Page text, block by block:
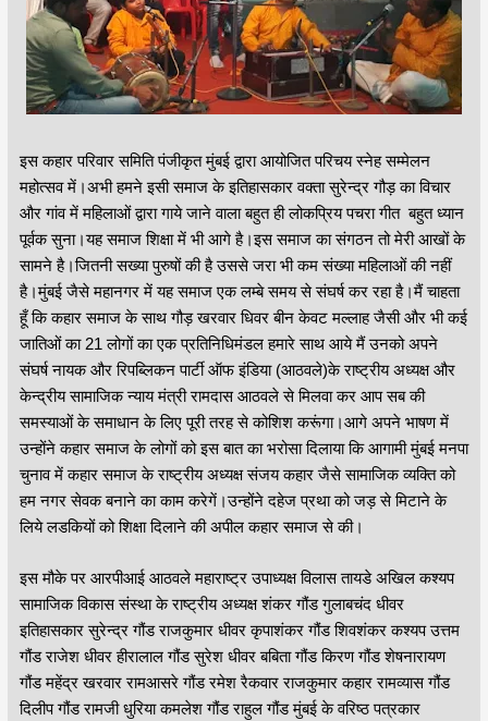
इस कहार परिवार समिति पंजीकृत मुंबई द्वारा आयोजित परिचय स्नेह सम्मेलन
महोत्सव में।अभी हमने इसी समाज के इतिहासकार वक्ता सुरेन्द्र गौड़ का विचार
और गांव में महिलाओं द्वारा गाये जाने वाला बहुत ही लोकप्रिय पचरा गीत बहुत ध्यान
पूर्वक सुना।यह समाज शिक्षा में भी आगे है।इस समाज का संगठन तो मेरी आखों के
सामने है।जितनी सख्या पुरुषों की है उससे जरा भी कम संख्या महिलाओं की नहीं
है।मुंबई जैसे महानगर में यह समाज एक लम्बे समय से संघर्ष कर रहा है।मैं चाहता
हूँ कि कहार समाज के साथ गौड़ खरवार धिवर बीन केवट मल्लाह जैसी और भी कई
जातिओं का 21 लोगों का एक प्रतिनिधिमंडल हमारे साथ आये मैं उनको अपने
संघर्ष नायक और रिपब्लिकन पार्टी ऑफ इंडिया (आठवले)के राष्ट्रीय अध्यक्ष और
केन्द्रीय सामाजिक न्याय मंत्री रामदास आठवले से मिलवा कर आप सब की
समस्याओं के समाधान के लिए पूरी तरह से कोशिश करूंगा।आगे अपने भाषण में
उन्होंने कहार समाज के लोगों को इस बात का भरोसा दिलाया कि आगामी मुंबई मनपा
चुनाव में कहार समाज के राष्ट्रीय अध्यक्ष संजय कहार जैसे सामाजिक व्यक्ति को
हम नगर सेवक बनाने का काम करेगें।उन्होंने दहेज प्रथा को जड़ से मिटाने के
लिये लडकियों को शिक्षा दिलाने की अपील कहार समाज से की।
इस मौके पर आरपीआई आठवले महाराष्ट्र उपाध्यक्ष विलास तायडे अखिल कश्यप
सामाजिक विकास संस्था के राष्ट्रीय अध्यक्ष शंकर गौंड गुलाबचंद धीवर
इतिहासकार सुरेन्द्र गौंड राजकुमार धीवर कृपाशंकर गौंड शिवशंकर कश्यप उत्तम
गौंड राजेश धीवर हीरालाल गौंड सुरेश धीवर बबिता गौंड किरण गौंड शेषनारायण
गौंड महेंद्र खरवार रामआसरे गौंड रमेश रैकवार राजकुमार कहार रामव्यास गौंड
दिलीप गौंड रामजी धुरिया कमलेश गौंड राहुल गौंड मुंबई के वरिष्ठ पत्रकार